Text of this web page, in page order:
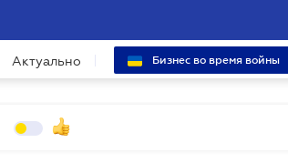
Актуально Бизнес во время войны